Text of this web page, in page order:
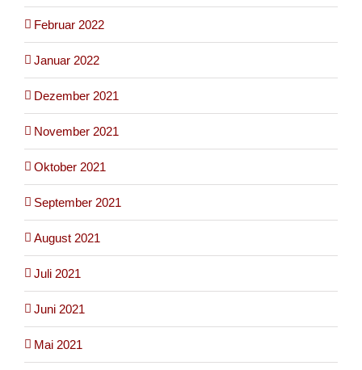
Februar 2022
Januar 2022
Dezember 2021
November 2021
Oktober 2021
September 2021
August 2021
Juli 2021
Juni 2021
Mai 2021